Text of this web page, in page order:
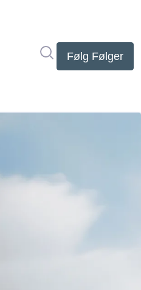
Følg Følger